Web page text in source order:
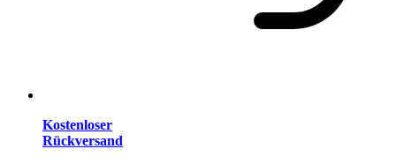
Kostenloser
Rückversand